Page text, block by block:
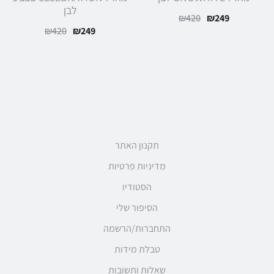
₪420 המחיר
₪249המחיר
לבן
₪420 המחיר
₪249המחיר
תקנון האתר
מדיניות פרטיות
הסטודיו
הסיפור שלי
התחברות/הרשמה
טבלת מידות
שאלות ותשובות